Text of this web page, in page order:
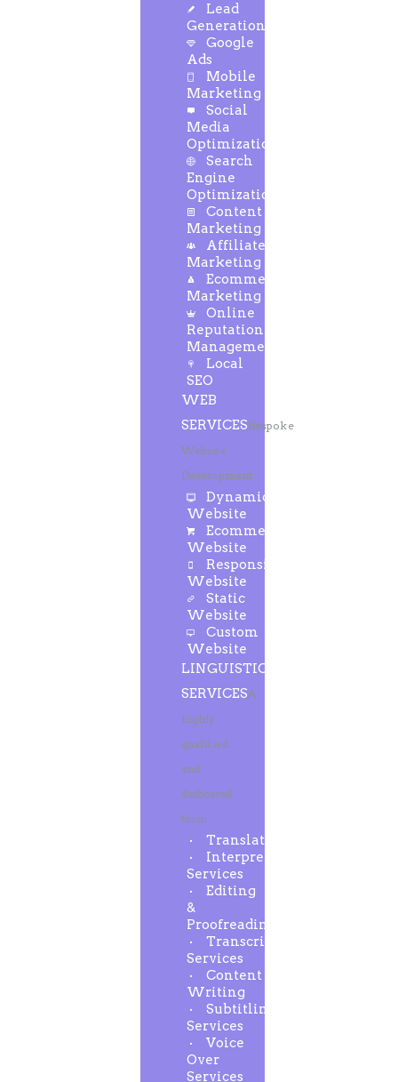
Lead
Generation
Google
Ads
Mobile
Marketing
Social
Media
Optimization
Search
Engine
Optimization
Content
Marketing
Affiliate
Marketing
Ecommerce
Marketing
Online
Reputation
Management
Local
SEO
WEB
SERVICESBespoke
Website
Development
Dynamic
Website
Ecommerce
Website
Responsive
Website
Static
Website
Custom
Website
LINGUISTIC
SERVICESA
highly
qualified
and
dedicated
team
Translation
Interpreting
Services
Editing
&
Proofreading
Transcription
Services
Content
Writing
Subtitling
Services
Voice
Over
Services